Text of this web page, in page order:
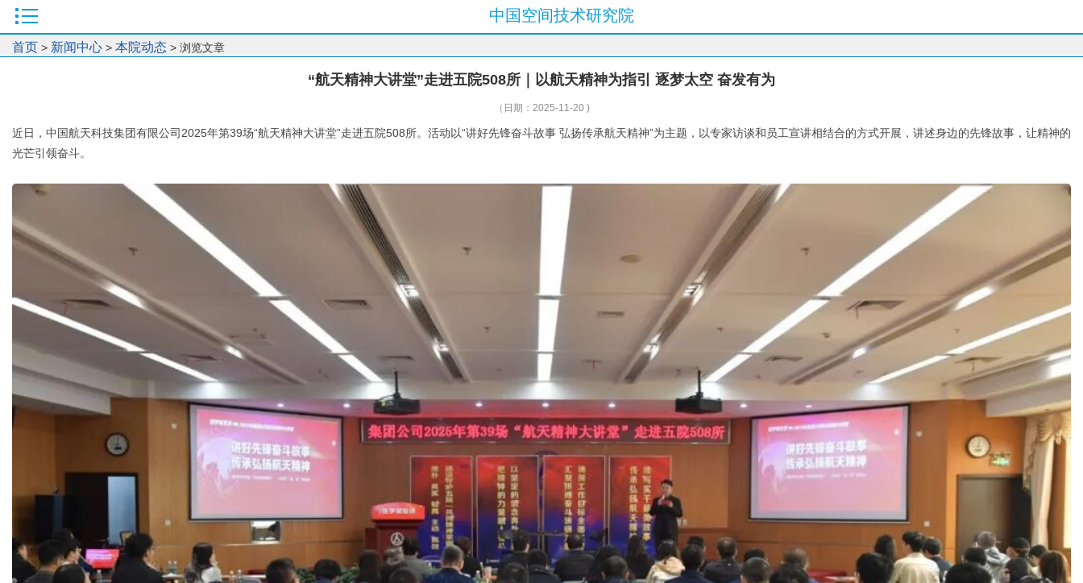
中国空间技术研究院
首页 > 新闻中心 > 本院动态 > 浏览文章
“航天精神大讲堂”走进五院508所｜以航天精神为指引 逐梦太空 奋发有为
（日期：2025-11-20 )
近日，中国航天科技集团有限公司2025年第39场“航天精神大讲堂”走进五院508所。活动以“讲好先锋奋斗故事 弘扬传承航天精神”为主题，以专家访谈和员工宣讲相结合的方式开展，讲述身边的先锋故事，让精神的
光芒引领奋斗。